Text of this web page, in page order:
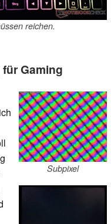
reichen.
Gaming
Subpixel